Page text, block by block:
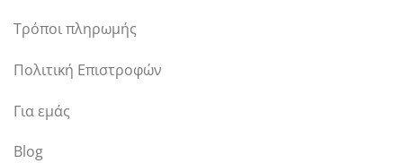
Τρόποι πληρωμής
Πολιτική Επιστροφών
Για εμάς
Blog